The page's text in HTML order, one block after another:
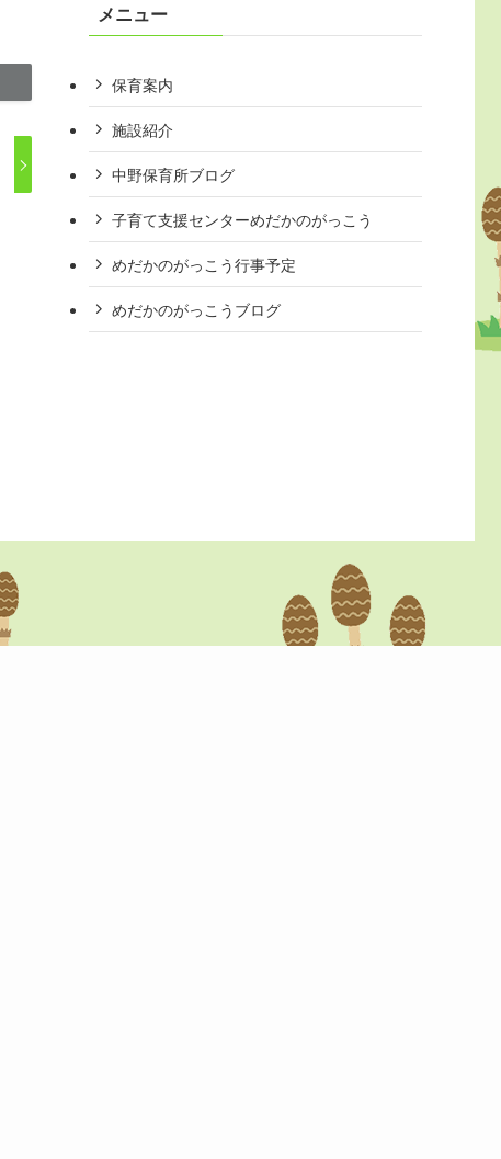
メニュー
保育案内
施設紹介
中野保育所ブログ
子育て支援センターめだかのがっこう
めだかのがっこう行事予定
めだかのがっこうブログ